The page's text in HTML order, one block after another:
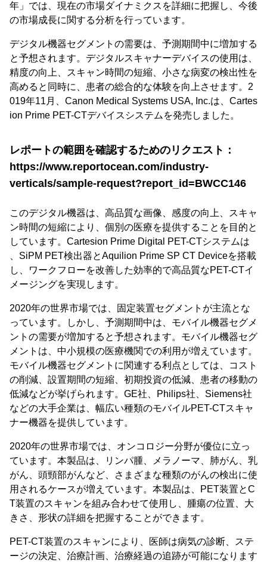
年」では、現在の市場ダイナミクスを詳細に把握し、今後
の市場成長に関する分析を行っています。
デジタル機器セグメントの需要は、予測期間中に増加する
と予想されます。デジタルスキャナーデバイスの使用は、
精度の向上、スキャン時間の短縮、小さな病変の検出性を
高めると同時に、患者の総合的な体験を向上させます。2
019年11月、Canon Medical Systems USA, Inc.は、Cartes
ion Prime PET-CTデバイスシステムを発売しました。
レポートの範囲を確認するためのリクエスト：
https://www.reportocean.com/industry-
verticals/sample-request?report_id=BWCC146
このデジタル機器は、高品質な画像、感度の向上、スキャ
ン時間の短縮により、個別の医療を提供することを目的と
しています。Cartesion Prime Digital PET-CTシステムは
、SiPM PET検出器とAquilion Prime SP CT Deviceを搭載
し、ワークフローを改善した効率的で高品質なPET-CTイ
メージングを実現します。
2020年の世界市場では、固定装置セグメントが主流とな
っています。しかし、予測期間中は、モバイル機器セグメ
ントの需要が増加すると予想されます。モバイル機器セグ
メントは、中小規模の医療機関での利用が増えています。
モバイル機器セグメントに関連する利点としては、コスト
の削減、設置期間の短縮、初期投資の低減、患者の移動の
低減などが挙げられます。GE社、Philips社、Siemens社
などの大手企業は、幅広い種類のモバイルPET-CTスキャ
ナー機器を提供しています。
2020年の世界市場では、オンコロジー分野が優位に立っ
ています。本製品は、リンパ腫、メラノーマ、肺がん、乳
がん、頭頸部がんなど、さまざまな種類のがんの検出に使
用されるケースが増えています。本製品は、PET装置とC
T装置のスキャンを組み合わせて使用し、腫瘍の位置、大
きさ、形状の詳細を把握することができます。
PET-CT装置のスキャンにより、医師は病気の診断、ステ
ージの決定、治療計画、治療経過の追跡が可能になります